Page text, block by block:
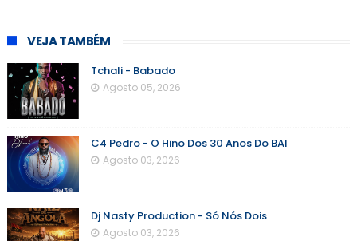
VEJA TAMBÉM
Tchali - Babado
Agosto 05, 2026
C4 Pedro - O Hino Dos 30 Anos Do BAI
Agosto 03, 2026
Dj Nasty Production - Só Nós Dois
Agosto 03, 2026